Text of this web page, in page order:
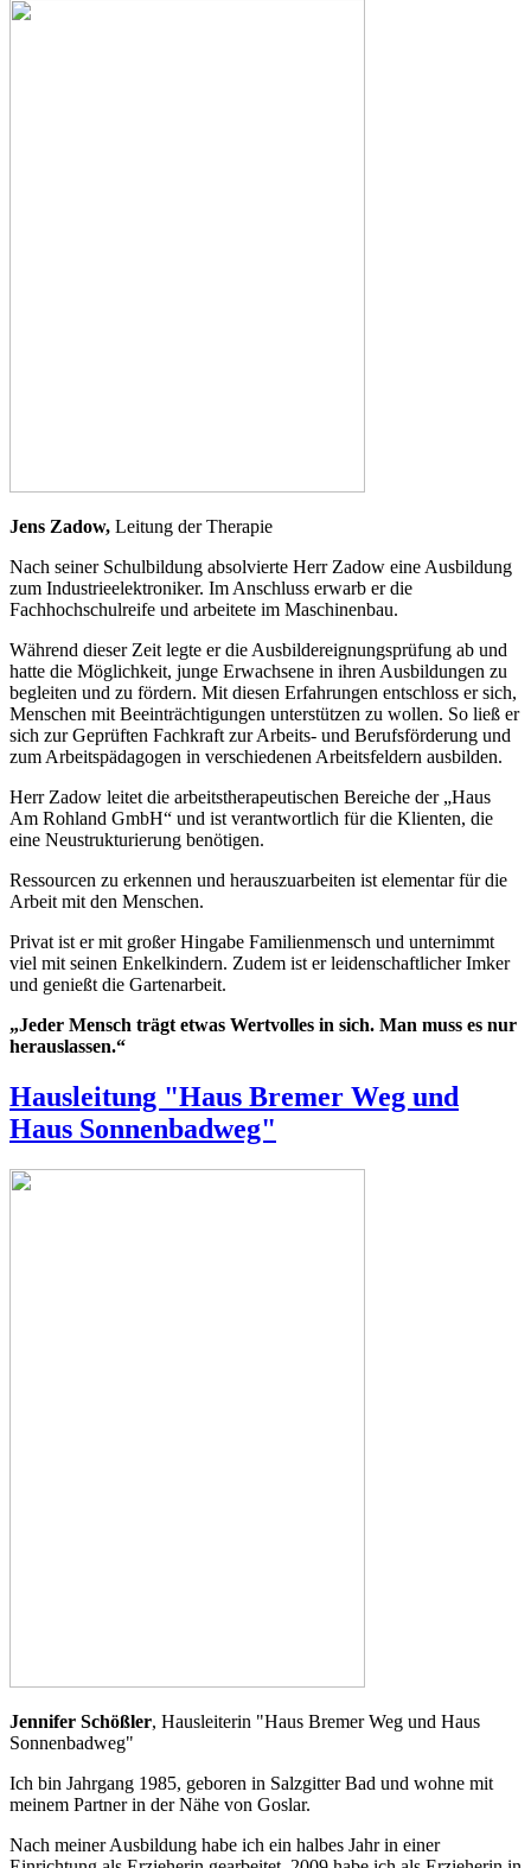
Jens Zadow, Leitung der Therapie
Nach seiner Schulbildung absolvierte Herr Zadow eine Ausbildung
zum Industrieelektroniker. Im Anschluss erwarb er die
Fachhochschulreife und arbeitete im Maschinenbau.
Während dieser Zeit legte er die Ausbildereignungsprüfung ab und
hatte die Möglichkeit, junge Erwachsene in ihren Ausbildungen zu
begleiten und zu fördern. Mit diesen Erfahrungen entschloss er sich,
Menschen mit Beeinträchtigungen unterstützen zu wollen. So ließ er
sich zur Geprüften Fachkraft zur Arbeits- und Berufsförderung und
zum Arbeitspädagogen in verschiedenen Arbeitsfeldern ausbilden.
Herr Zadow leitet die arbeitstherapeutischen Bereiche der „Haus
Am Rohland GmbH“ und ist verantwortlich für die Klienten, die
eine Neustrukturierung benötigen.
Ressourcen zu erkennen und herauszuarbeiten ist elementar für die
Arbeit mit den Menschen.
Privat ist er mit großer Hingabe Familienmensch und unternimmt
viel mit seinen Enkelkindern. Zudem ist er leidenschaftlicher Imker
und genießt die Gartenarbeit.
„Jeder Mensch trägt etwas Wertvolles in sich. Man muss es nur
herauslassen.“
Hausleitung "Haus Bremer Weg und
Haus Sonnenbadweg"
Jennifer Schößler, Hausleiterin "Haus Bremer Weg und Haus
Sonnenbadweg"
Ich bin Jahrgang 1985, geboren in Salzgitter Bad und wohne mit
meinem Partner in der Nähe von Goslar.
Nach meiner Ausbildung habe ich ein halbes Jahr in einer